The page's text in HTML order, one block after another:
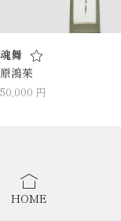
魂舞
原鴻茱
50,000 円
HOME